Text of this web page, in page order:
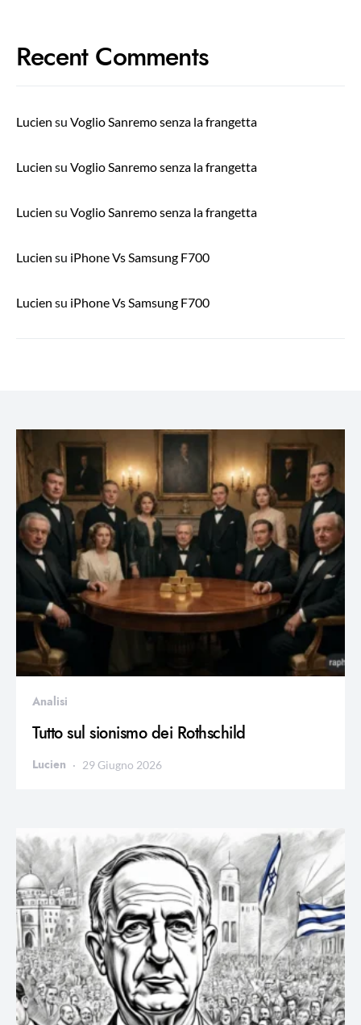
Recent Comments
Lucien su Voglio Sanremo senza la frangetta
Lucien su Voglio Sanremo senza la frangetta
Lucien su Voglio Sanremo senza la frangetta
Lucien su iPhone Vs Samsung F700
Lucien su iPhone Vs Samsung F700
Analisi
Tutto sul sionismo dei Rothschild
Lucien 29 Giugno 2026